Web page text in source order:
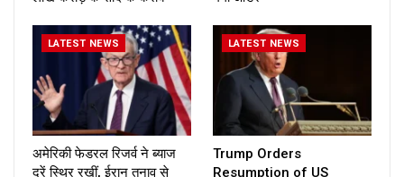
LATEST NEWS
अमेरिकी फेडरल रिजर्व ने ब्याज
दरें स्थिर रखीं, ईरान तनाव से
LATEST NEWS
Trump Orders
Resumption of US